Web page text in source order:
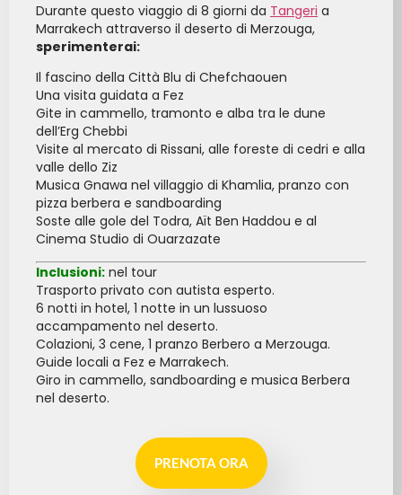
Durante questo viaggio di 8 giorni da Tangeri a
Marrakech attraverso il deserto di Merzouga,
sperimenterai:
Il fascino della Città Blu di Chefchaouen
Una visita guidata a Fez
Gite in cammello, tramonto e alba tra le dune
dell’Erg Chebbi
Visite al mercato di Rissani, alle foreste di cedri e alla
valle dello Ziz
Musica Gnawa nel villaggio di Khamlia, pranzo con
pizza berbera e sandboarding
Soste alle gole del Todra, Aït Ben Haddou e al
Cinema Studio di Ouarzazate
Inclusioni: nel tour
Trasporto privato con autista esperto.
6 notti in hotel, 1 notte in un lussuoso
accampamento nel deserto.
Colazioni, 3 cene, 1 pranzo Berbero a Merzouga.
Guide locali a Fez e Marrakech.
Giro in cammello, sandboarding e musica Berbera
nel deserto.
PRENOTA ORA